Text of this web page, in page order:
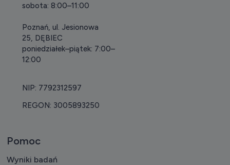
sobota: 8:00–11:00
Poznań, ul. Jesionowa
25, DĘBIEC
poniedziałek–piątek: 7:00–
12:00
NIP: 7792312597
REGON: 3005893250
Pomoc
Wyniki badań